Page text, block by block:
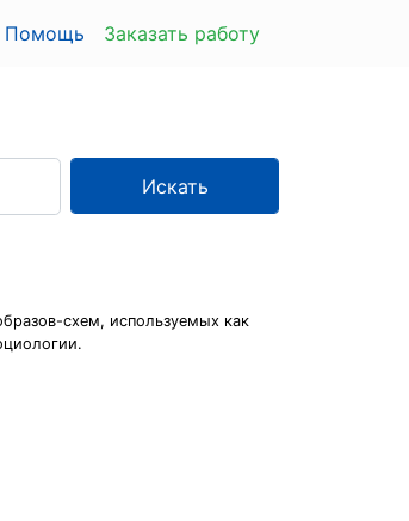
Помощь Заказать работу
Искать
схем, используемых как